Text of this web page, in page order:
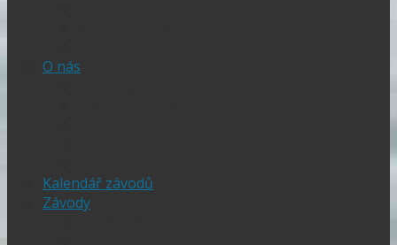
O nás
Kalendář závodů
Závody